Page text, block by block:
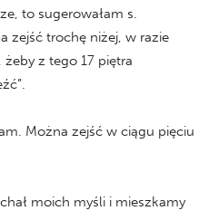
to sugerowałam s.
zejść trochę niżej, w razie
z tego 17 piętra
Można zejść w ciągu pięciu
moich myśli i mieszkamy